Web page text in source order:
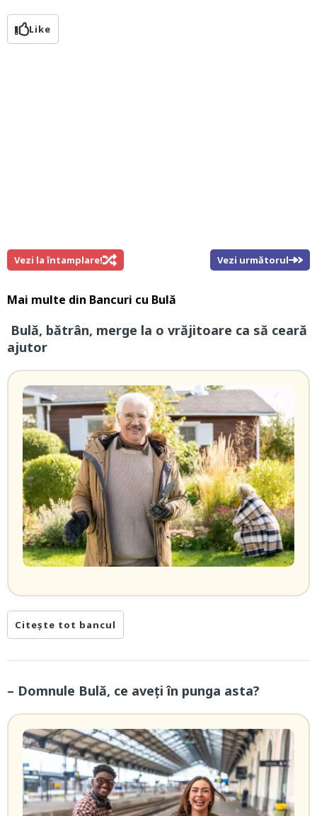
Like
Vezi la întamplare! Vezi următorul
Mai multe din Bancuri cu Bulă
Bulă, bătrân, merge la o vrăjitoare ca să ceară
ajutor
Citește tot bancul
– Domnule Bulă, ce aveți în punga asta?